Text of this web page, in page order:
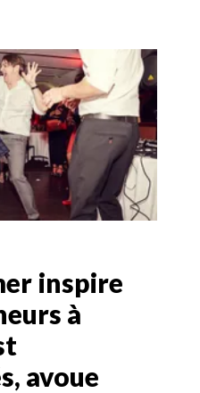
inspire
à
avoue